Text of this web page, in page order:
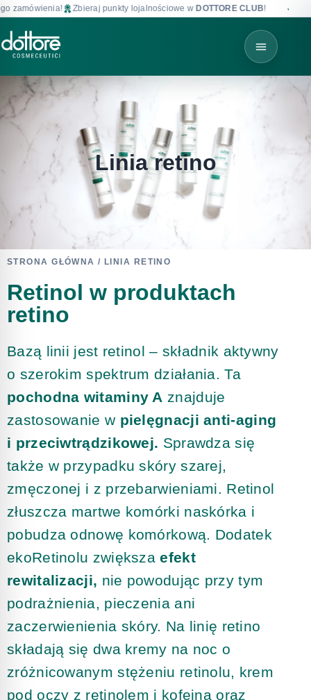
Zbieraj punkty lojalnościowe wDOTTORE CLUB!
Linia retino
STRONA GŁÓWNA / LINIA RETINO
Retinol w produktach
retino
Bazą linii jest retinol – składnik aktywny
o szerokim spektrum działania. Ta
pochodna witaminy A znajduje
zastosowanie w pielęgnacji anti-aging
i przeciwtrądzikowej. Sprawdza się
także w przypadku skóry szarej,
zmęczonej i z przebarwieniami. Retinol
złuszcza martwe komórki naskórka i
pobudza odnowę komórkową. Dodatek
ekoRetinolu zwiększaefekt
rewitalizacji, nie powodując przy tym
podrażnienia, pieczenia ani
zaczerwienienia skóry. Na linię retino
składają się dwa kremy na noc o
zróżnicowanym stężeniu retinolu, krem
pod oczy z retinolem i kofeiną oraz